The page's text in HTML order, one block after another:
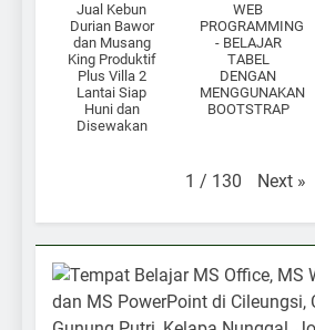
Jual Kebun
Durian Bawor
dan Musang
King Produktif
Plus Villa 2
Lantai Siap
Huni dan
Disewakan
WEB
PROGRAMMING
- BELAJAR
TABEL
DENGAN
MENGGUNAKAN
BOOTSTRAP
1 / 130 Next »